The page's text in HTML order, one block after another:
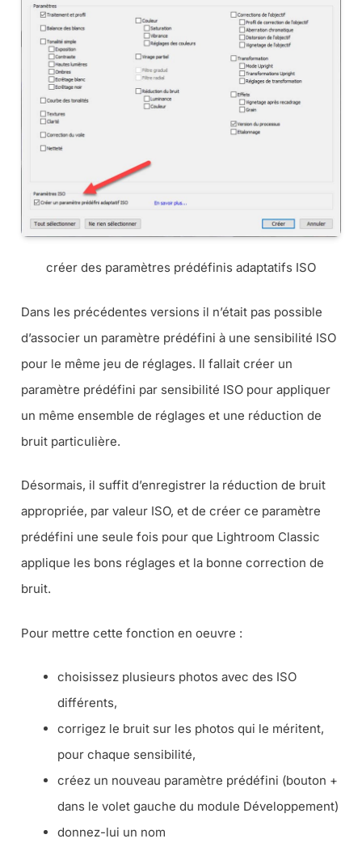
créer des paramètres prédéfinis adaptatifs ISO
Dans les précédentes versions il n’était pas possible
d’associer un paramètre prédéfini à une sensibilité ISO
pour le même jeu de réglages. Il fallait créer un
paramètre prédéfini par sensibilité ISO pour appliquer
un même ensemble de réglages et une réduction de
bruit particulière.
Désormais, il suffit d’enregistrer la réduction de bruit
appropriée, par valeur ISO, et de créer ce paramètre
prédéfini une seule fois pour que Lightroom Classic
applique les bons réglages et la bonne correction de
bruit.
Pour mettre cette fonction en oeuvre :
choisissez plusieurs photos avec des ISO
différents,
corrigez le bruit sur les photos qui le méritent,
pour chaque sensibilité,
créez un nouveau paramètre prédéfini (bouton +
dans le volet gauche du module Développement)
donnez-lui un nom